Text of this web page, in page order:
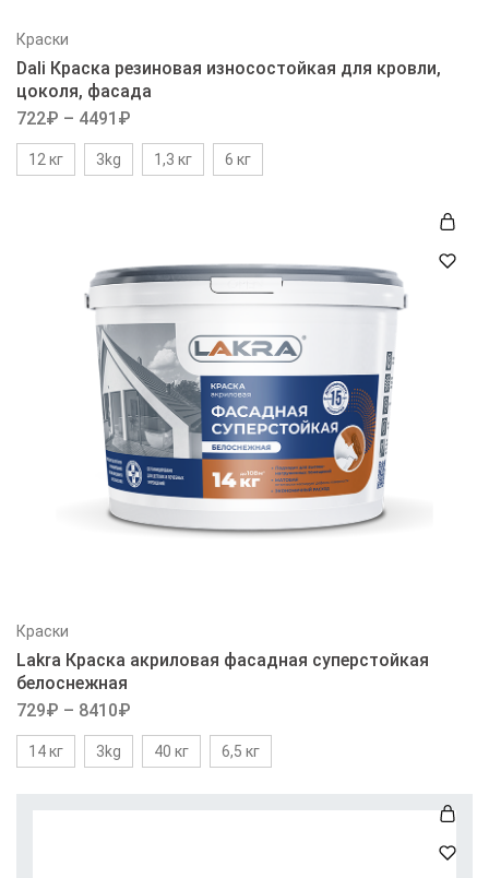
Краски
Dali Краска резиновая износостойкая для кровли,
цоколя, фасада
722₽ – 4491 ₽
12 кг 3kg 1,3 кг 6 кг
Краски
Lakra Краска акриловая фасадная суперстойкая
белоснежная
729₽ – 8410₽
14 кг 3kg 40 кг 6,5 кг